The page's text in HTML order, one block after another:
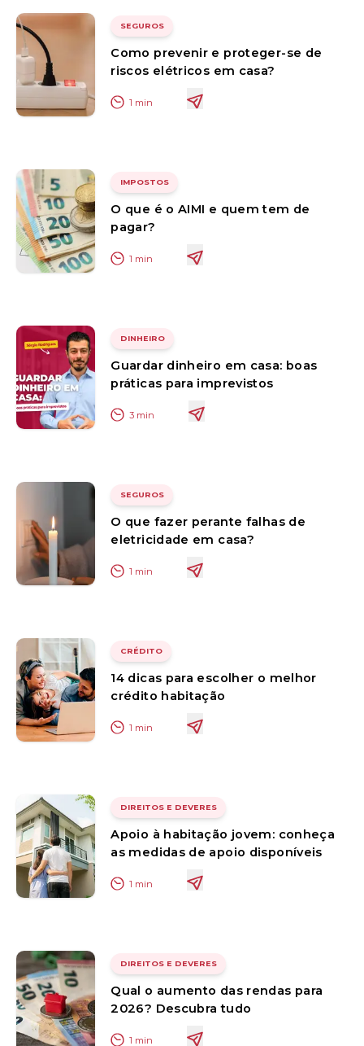
SEGUROS
Como prevenir e proteger-se de
riscos elétricos em casa?
1 min
IMPOSTOS
O que é o AIMI e quem tem de
pagar?
1 min
DINHEIRO
Guardar dinheiro em casa: boas
práticas para imprevistos
3 min
SEGUROS
O que fazer perante falhas de
eletricidade em casa?
1 min
CRÉDITO
14 dicas para escolher o melhor
crédito habitação
1 min
DIREITOS E DEVERES
Apoio à habitação jovem: conheça
as medidas de apoio disponíveis
1 min
DIREITOS E DEVERES
Qual o aumento das rendas para
2026? Descubra tudo
1 min